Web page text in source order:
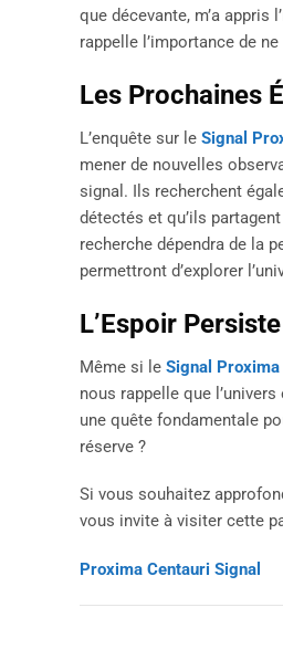
que décevante, m’a
rappelle l’importance de
Les Prochaines
L’enquête sur le Signal
mener de nouvelles
signal. Ils recherchent
détectés et qu’ils
recherche dépendra de la
permettront d’explorer
L’Espoir Persiste
Même si le Signal Proxima
nous rappelle que
une quête fondamentale
réserve ?
Si vous souhaitez
vous invite à visiter cette
Proxima Centauri Signal